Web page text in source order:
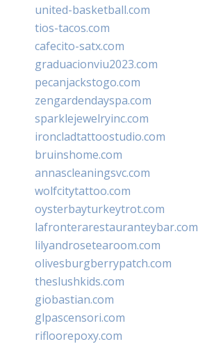
united-basketball.com
tios-tacos.com
cafecito-satx.com
graduacionviu2023.com
pecanjackstogo.com
zengardendayspa.com
sparklejewelryinc.com
ironcladtattoostudio.com
bruinshome.com
annascleaningsvc.com
wolfcitytattoo.com
oysterbayturkeytrot.com
lafronterarestauranteybar.com
lilyandrosetearoom.com
olivesburgberrypatch.com
theslushkids.com
giobastian.com
glpascensori.com
rifloorepoxy.com